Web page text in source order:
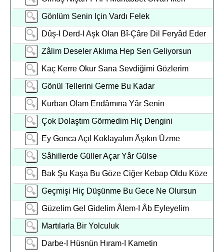
Gönlüm Senin Için Vardı Felek
Dûş-I Derd-I Aşk Olan Bî-Çâre Dil Feryâd Eder
Zâlim Deseler Aklıma Hep Sen Geliyorsun
Kaç Kerre Okur Sana Sevdiğimi Gözlerim
Gönül Tellerini Germe Bu Kadar
Kurban Olam Endâmına Yâr Senin
Çok Dolaştım Görmedim Hiç Dengini
Ey Gonca Açıl Koklayalım Âşıkın Üzme
Sâhillerde Güller Açar Yâr Gülse
Bak Şu Kaşa Bu Göze Ciğer Kebap Oldu Köze
Geçmişi Hiç Düşünme Bu Gece Ne Olursun
Güzelim Gel Gidelim Âlem-I Âb Eyleyelim
Martılarla Bir Yolculuk
Darbe-I Hüsnün Hıram-I Kametin